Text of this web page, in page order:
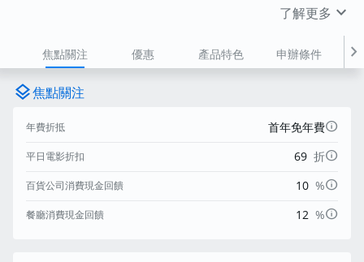
了解更多 expand_more
焦點關注 優惠 產品特色 申辦條件
chevron_right
layers焦點關注
年費折抵 首年免年費info
平日電影折扣 69 折info
百貨公司消費現金回饋 10 %info
餐廳消費現金回饋 12 %info